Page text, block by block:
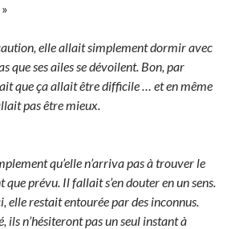
elle allait simplement dormir avec
que ses ailes se dévoilent. Bon, par
que ça allait être difficile … et en même
pas être mieux.
qu’elle n’arriva pas à trouver le
prévu. Il fallait s’en douter en un sens.
elle restait entourée par des inconnus.
ils n’hésiteront pas un seul instant à